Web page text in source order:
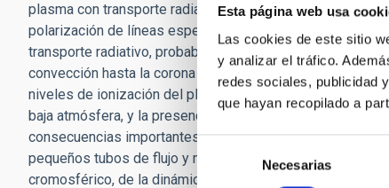
Esta página web usa
Las cookies de este sitio
y analizar el tráfico.
redes sociales, publicidad
que hayan recopilado a
Selección
Necesarias
plasma con transporte radiativo, y Porta, un código de
polarización de líneas espectrales. Adicionalmente,
transporte radiativo, probablemente el código más
convección hasta la corona en el presente. Una
niveles de ionización del plasma en los varios dominios
baja atmósfera, y la presencia de neutros lleva a difusión
consecuencias importantes en la estructura y evolución
pequeños tubos de flujo y manchas solares. Contamos
cromosférico, de la dinámica de chorros, protuberancias